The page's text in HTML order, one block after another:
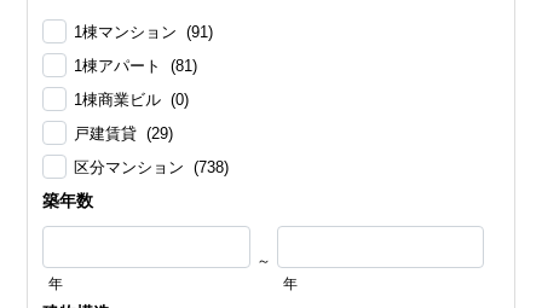
1棟マンション (91)
1棟アパート (81)
1棟商業ビル (0)
戸建賃貸 (29)
区分マンション (738)
築年数
年
～
年